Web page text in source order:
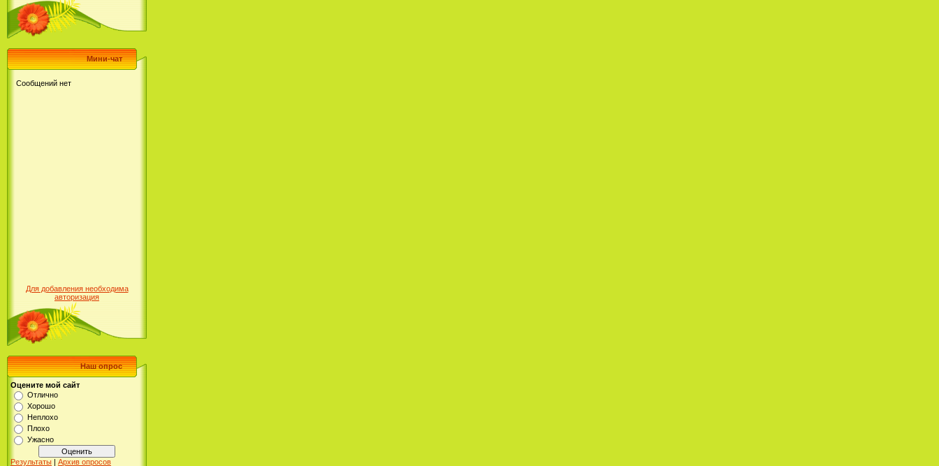
Мини-чат
Для добавления необходима
авторизация
Наш опрос
Оцените мой сайт
Отлично
Хорошо
Неплохо
Плохо
Ужасно
Результаты | Архив опросов